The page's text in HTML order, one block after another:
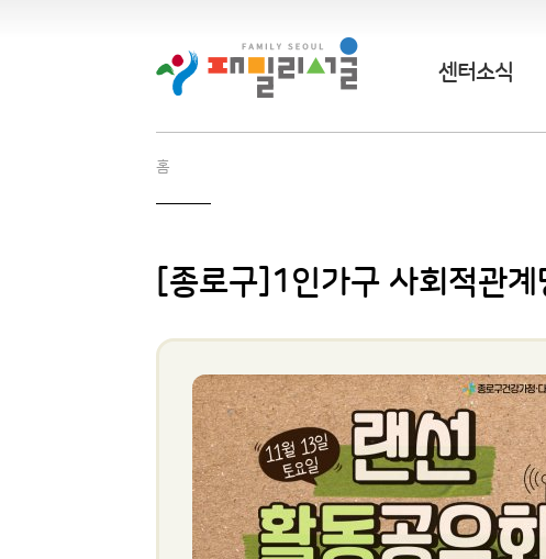
센터소식
홈
[종로구]1인가구 사회적관